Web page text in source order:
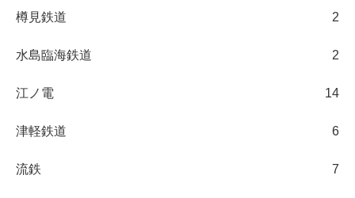
樽見鉄道 2
水島臨海鉄道 2
江ノ電 14
津軽鉄道 6
流鉄 7